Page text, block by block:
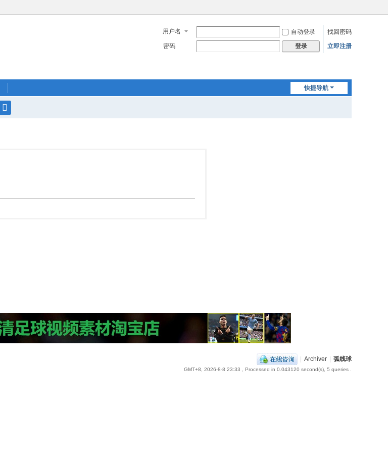
用户名 自动登录
找回密码
密码
登录 立即注册
快捷导航
| Archiver | 弧线球
GMT+8, 2026-8-8 23:33 , Processed in 0.043120 second(s), 5 queries .